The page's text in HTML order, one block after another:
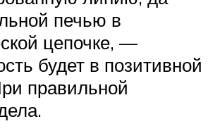
печью в
цепочке, —
будет в позитивной
правильной